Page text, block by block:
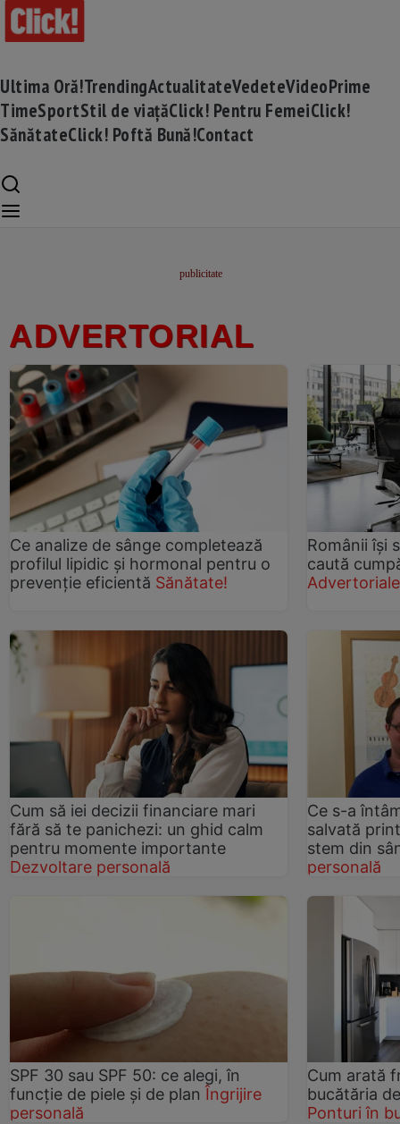
Ultima Oră!TrendingActualitateVedeteVideoPrime
TimeSportStil de viațăClick! Pentru FemeiClick!
SănătateClick! Poftă Bună!Contact
ADVERTORIAL
Ce analize de sânge completează
profilul lipidic și hormonal pentru o
prevenție eficientă Sănătate!
Românii își
caută
Advertoriale
Cum să iei decizii financiare mari
fără să te panichezi: un ghid calm
pentru momente importante
Dezvoltare personală
Ce s-a
salvată
stem din
personală
SPF 30 sau SPF 50: ce alegi, în
funcție de piele și de plan Îngrijire
personală
Cum arată
bucătăria
Ponturi în